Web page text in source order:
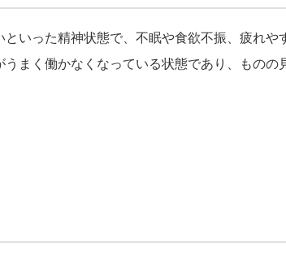
いった精神状態で、不眠や食欲不振、疲れ
まく働かなくなっている状態であり、ものの